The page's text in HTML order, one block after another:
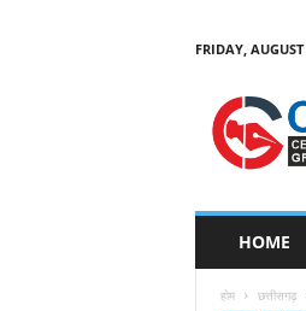
FRIDAY,
C
HOME
होम छत्तीसगढ़